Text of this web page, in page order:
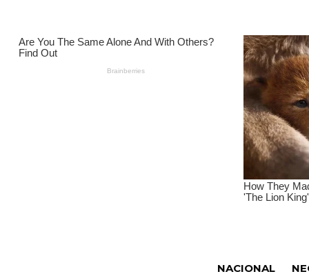
NACIONAL